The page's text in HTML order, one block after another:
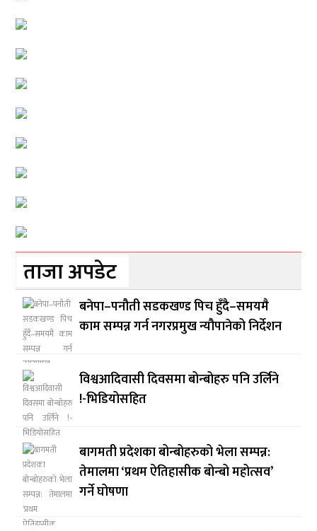
ताजा अपडेट
बनेपा–पनौती सडकखण्ड पिच हुँदै–समयमै
काम सम्पन्न गर्न नगरप्रमुख न्यौपानेको निर्देशन
विश्वआदिवासी दिवसमा बोन्बोहरु पनि उर्लिने
!-भिडियोसहित
बागमती प्रदेशका बोन्बोहरुको भेला सम्पन्न:
तेमालमा ‘प्रथम ऐतिहासीक बोन्बो महोत्सव’
गर्ने घोषणा